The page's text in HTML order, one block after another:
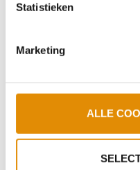
Statistieken
Marketing
ALLE
Laat mensen
Stiekem onmisbaar